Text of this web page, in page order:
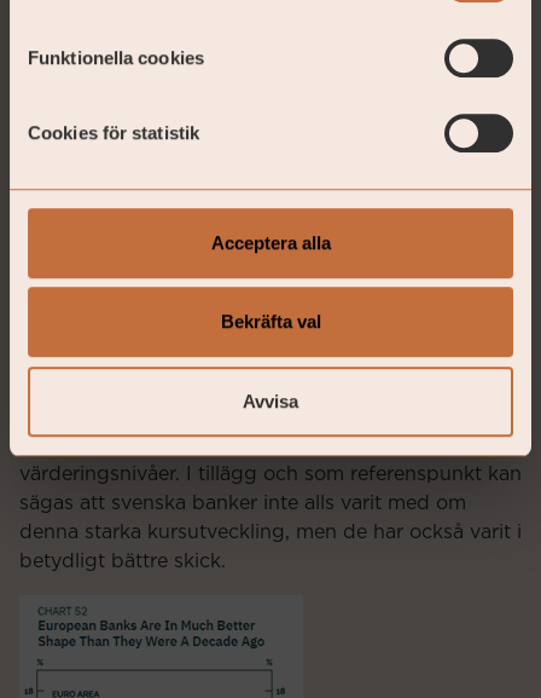
Funktionella cookies
Cookies för statistik
Acceptera alla
Bekräfta val
Avvisa
värderingsnivåer. I tillägg och som referenspunkt kan
sägas att svenska banker inte alls varit med om
denna starka kursutveckling, men de har också varit i
betydligt bättre skick.